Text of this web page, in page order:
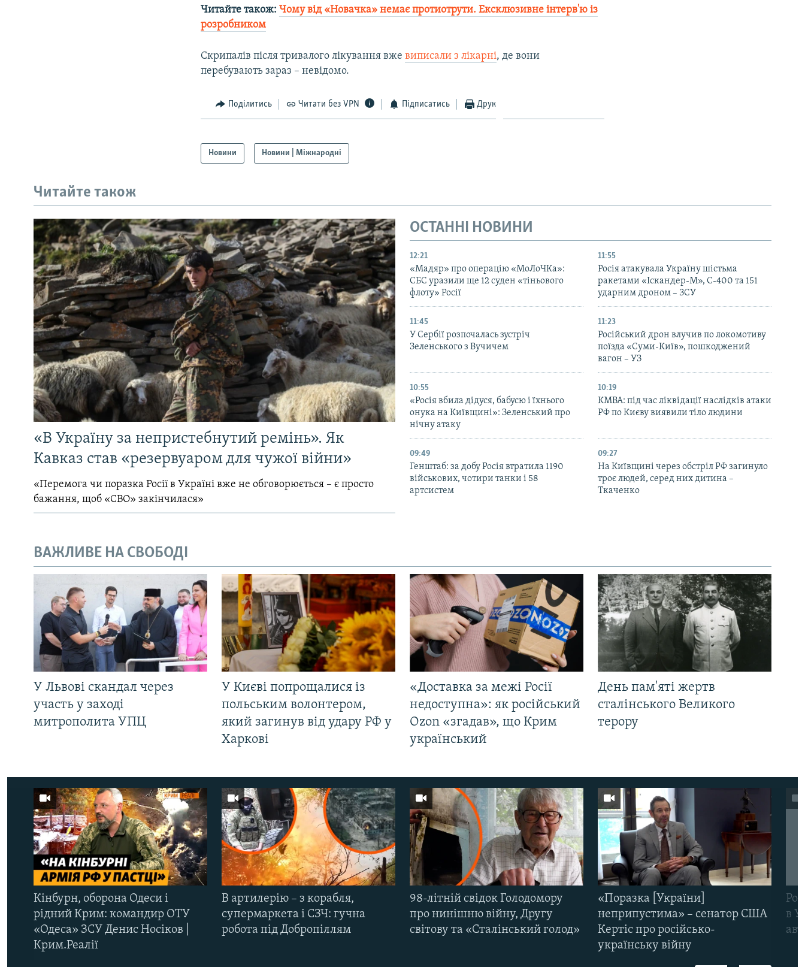
Читайте також:Чому від «Новачка» немає протиотрути. Ексклюзивне інтерв'ю із
розробником
Скрипалів після тривалого лікування вжевиписали з лікарні, де вони
перебувають зараз – невідомо.
Поділитись Читати без VPN Підписатись Друк
Новини Новини | Міжнародні
Читайте також
«В Україну за непристебнутий ремінь». Як
Кавказ став «резервуаром для чужої війни»
«Перемога чи поразка Росії в Україні вже не обговорюється – є просто
бажання, щоб «СВО» закінчилася»
ОСТАННІ НОВИНИ
12:21
«Мадяр» про операцію «МоЛоЧКа»:
СБС уразили ще 12 суден «тіньового
флоту» Росії
11:55
Росія атакувала Україну шістьма
ракетами «Іскандер-М», С-400 та 151
ударним дроном – ЗСУ
11:45
У Сербії розпочалась зустріч
Зеленського з Вучичем
11:23
Російський дрон влучив по локомотиву
поїзда «Суми-Київ», пошкоджений
вагон – УЗ
10:55
«Росія вбила дідуся, бабусю і їхнього
онука на Київщині»: Зеленський про
нічну атаку
10:19
КМВА: під час ліквідації наслідків атаки
РФ по Києву виявили тіло людини
09:49
Генштаб: за добу Росія втратила 1190
військових, чотири танки і 58
артсистем
09:27
На Київщині через обстріл РФ загинуло
троє людей, серед них дитина –
Ткаченко
ВАЖЛИВЕ НА СВОБОДІ
У Львові скандал через
участь у заході
митрополита УПЦ
У Києві попрощалися із
польським волонтером,
який загинув від удару РФ у
Харкові
«Доставка за межі Росії
недоступна»: як російський
Ozon «згадав», що Крим
український
День пам'яті жертв
сталінського Великого
терору
Кінбурн, оборона Одеси і
рідний Крим: командир ОТУ
«Одеса» ЗСУ Денис Носіков |
Крим.Реалії
В артилерію – з корабля,
супермаркета і СЗЧ: гучна
робота під Добропіллям
98-літній свідок Голодомору
про нинішню війну, Другу
світову та «Сталінський голод»
«Поразка [України]
неприпустима» – сенатор США
Кертіс про російсько-
українську війну
в